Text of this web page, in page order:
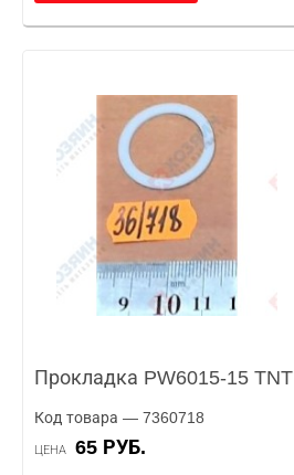
Прокладка PW6015-15 TNT
Код товара — 7360718
ЦЕНА 65 РУБ.